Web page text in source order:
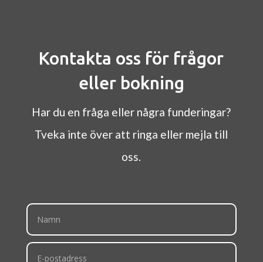
Kontakta oss för frågor
eller bokning
Har du en fråga eller några funderingar?
Tveka inte över att ringa eller mejla till
oss.